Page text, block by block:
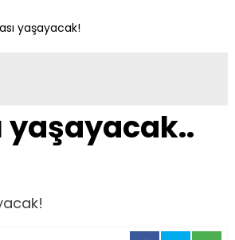
yaşayacak!
yaşayacak..